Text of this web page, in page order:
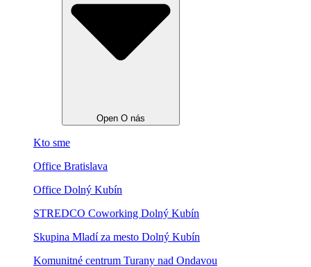
Open O nás
Kto sme
Office Bratislava
Office Dolný Kubín
STREDCO Coworking Dolný Kubín
Skupina Mladí za mesto Dolný Kubín
Komunitné centrum Turany nad Ondavou